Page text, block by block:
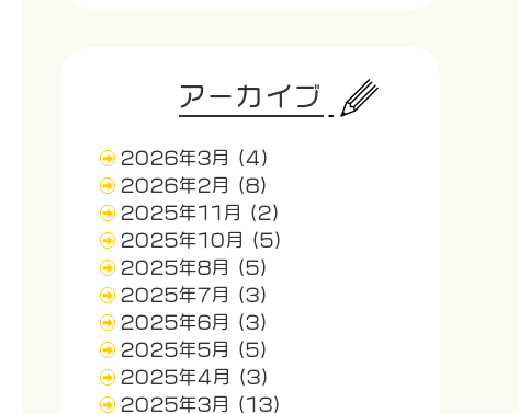
アーカイブ
2026年3月
(4)
2026年2月
(8)
2025年11月
(2)
2025年10月
(5)
2025年8月
(5)
2025年7月
(3)
2025年6月
(3)
2025年5月
(5)
2025年4月
(3)
2025年3月
(13)